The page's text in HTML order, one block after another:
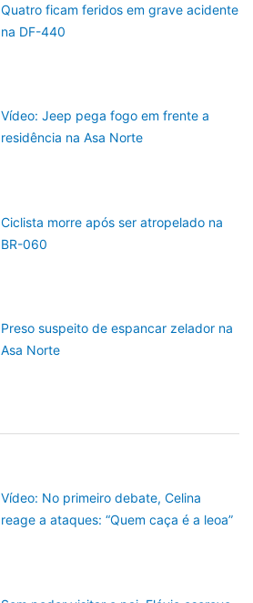
Quatro ficam feridos em grave acidente
na DF-440
Vídeo: Jeep pega fogo em frente a
residência na Asa Norte
Ciclista morre após ser atropelado na
BR-060
Preso suspeito de espancar zelador na
Asa Norte
Vídeo: No primeiro debate, Celina
reage a ataques: “Quem caça é a leoa”